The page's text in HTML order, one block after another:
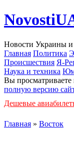
Новости Украины и
Главная Политика
Происшествия Я-
Наука и техника
Вы
полную версию
Дешевые
Главная » Восток